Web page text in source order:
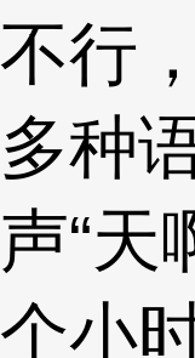
不行
多种
声“天
个小